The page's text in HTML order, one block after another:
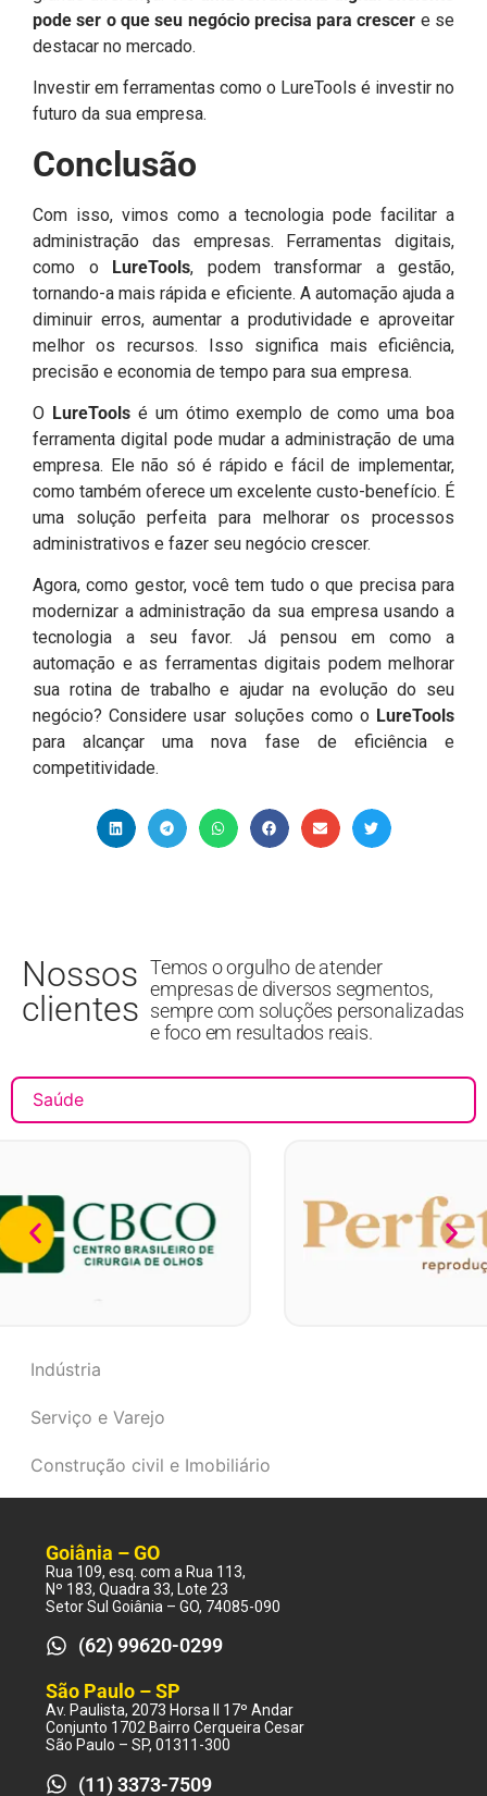
pode ser o que seu negócio precisa para crescer e se
destacar no mercado.
Investir em ferramentas como o LureTools é investir no
futuro da sua empresa.
Conclusão
Com isso, vimos como a tecnologia pode facilitar a
administração das empresas. Ferramentas digitais,
como o LureTools, podem transformar a gestão,
tornando-a mais rápida e eficiente. A automação ajuda a
diminuir erros, aumentar a produtividade e aproveitar
melhor os recursos. Isso significa mais eficiência,
precisão e economia de tempo para sua empresa.
O LureToolsé um ótimo exemplo de como uma boa
ferramenta digital pode mudar a administração de uma
empresa. Ele não só é rápido e fácil de implementar,
como também oferece um excelente custo-benefício. É
uma solução perfeita para melhorar os processos
administrativos e fazer seu negócio crescer.
Agora, como gestor, você tem tudo o que precisa para
modernizar a administração da sua empresa usando a
tecnologia a seu favor. Já pensou em como a
automação e as ferramentas digitais podem melhorar
sua rotina de trabalho e ajudar na evolução do seu
negócio? Considere usar soluções como o LureTools
para alcançar uma nova fase de eficiência e
competitividade.
Nossos
clientes
Temos o orgulho de atender
empresas de diversos segmentos,
sempre com soluções personalizadas
e foco em resultados reais.
Saúde
Indústria
Serviço e Varejo
Construção civil e Imobiliário
Goiânia – GO
Rua 109, esq. com a Rua 113,
Nº 183, Quadra 33, Lote 23
Setor Sul Goiânia – GO, 74085-090
(62) 99620-0299
São Paulo – SP
Av. Paulista, 2073 Horsa II 17º Andar
Conjunto 1702 Bairro Cerqueira Cesar
São Paulo – SP, 01311-300
(11) 3373-7509